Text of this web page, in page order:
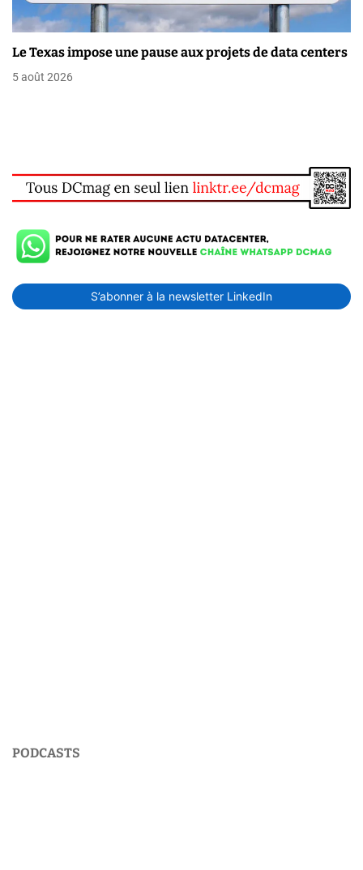
Le Texas impose une pause aux projets de data centers
5 août 2026
S’abonner à la newsletter LinkedIn
PODCASTS